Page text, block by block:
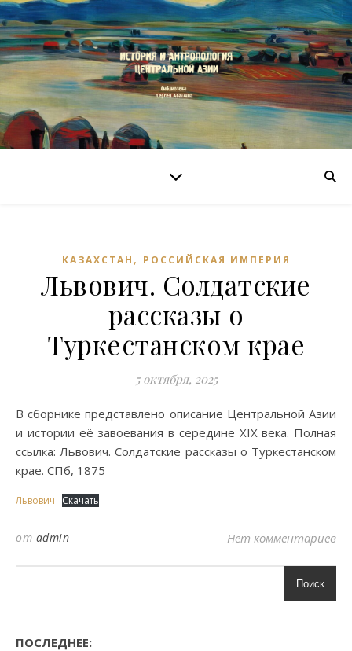
КАЗАХСТАН , РОССИЙСКАЯ ИМПЕРИЯ
Львович. Солдатские
рассказы о
Туркестанском крае
5 октября, 2025
В сборнике представлено описание Центральной Азии
и истории её завоевания в середине XIX века. Полная
ссылка: Львович. Солдатские рассказы о Туркестанском
крае. СПб, 1875
Львович Скачать
от admin Нет комментариев
Поиск
ПОСЛЕДНЕЕ: